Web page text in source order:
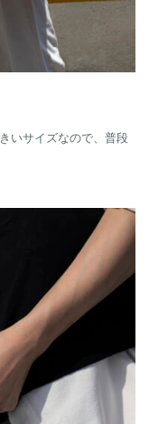
いサイズなので、普段